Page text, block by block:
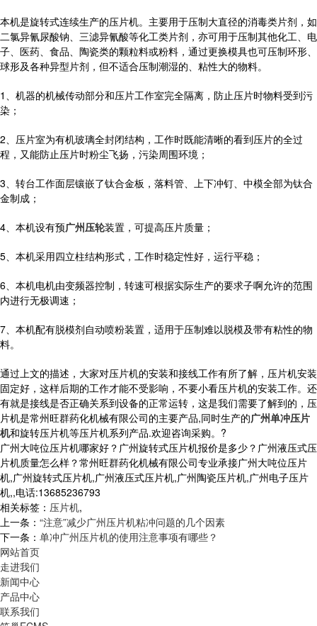
本机是旋转式连续生产的压片机。主要用于压制大直径的消毒类片剂，如
二氯异氰尿酸钠、三滤异氰酸等化工类片剂，亦可用于压制其他化工、电
子、医药、食品、陶瓷类的颗粒料或粉料，通过更换模具也可压制环形、
球形及各种异型片剂，但不适合压制潮湿的、粘性大的物料。
1、机器的机械传动部分和压片工作室完全隔离，防止压片时物料受到污
染；
2、压片室为有机玻璃全封闭结构，工作时既能清晰的看到压片的全过
程，又能防止压片时粉尘飞扬，污染周围环境；
3、转台工作面层镶嵌了钛合金板，落料管、上下冲钉、中模全部为钛合
金制成；
4、本机设有预广州压轮装置，可提高压片质量；
5、本机采用四立柱结构形式，工作时稳定性好，运行平稳；
6、本机电机由变频器控制，转速可根据实际生产的要求子啊允许的范围
内进行无极调速；
7、本机配有脱模剂自动喷粉装置，适用于压制难以脱模及带有粘性的物
料。
通过上文的描述，大家对压片机的安装和接线工作有所了解，压片机安装
固定好，这样后期的工作才能不受影响，不要小看压片机的安装工作。还
有就是接线是否正确关系到设备的正常运转，这是我们需要了解到的，压
片机是常州旺群药化机械有限公司的主要产品,同时生产的广州单冲压片
机和旋转压片机等压片机系列产品.欢迎咨询采购。 ?
广州大吨位压片机哪家好？广州旋转式压片机报价是多少？广州液压式压
片机质量怎么样？常州旺群药化机械有限公司专业承接广州大吨位压片
机,广州旋转式压片机,广州液压式压片机,广州陶瓷压片机,广州电子压片
机,,电话:13685236793
相关标签： 压片机,
上一条： “注意”减少广州压片机粘冲问题的几个因素
下一条： 单冲广州压片机的使用注意事项有哪些？
网站首页
走进我们
新闻中心
产品中心
联系我们